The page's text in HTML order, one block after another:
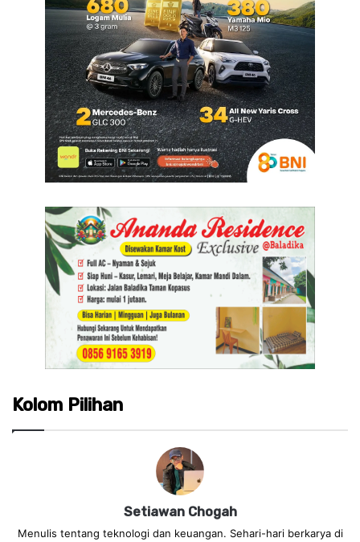
Kolom Pilihan
Setiawan Chogah
Menulis tentang teknologi dan keuangan. Sehari-hari berkarya di